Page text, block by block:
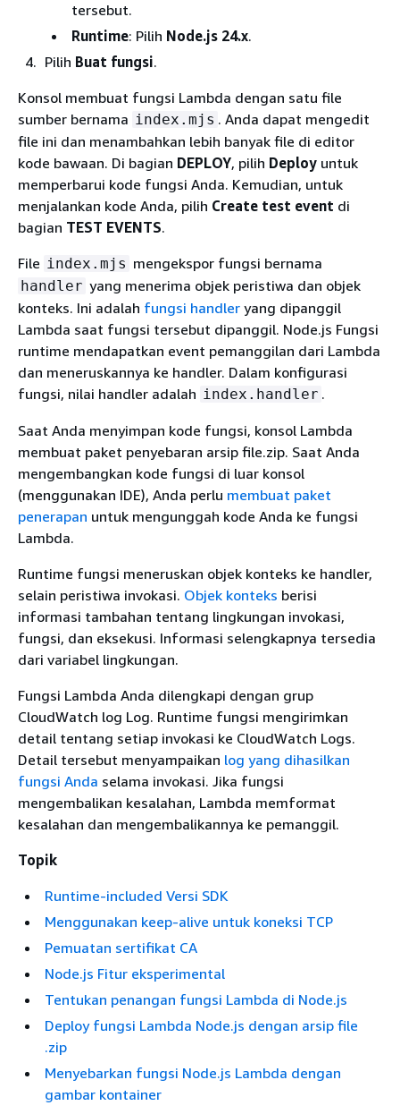
tersebut.
Runtime: Pilih Node.js 24.x.
Pilih Buat fungsi.
Konsol membuat fungsi Lambda dengan satu file
sumber bernama index.mjs . Anda dapat mengedit
file ini dan menambahkan lebih banyak file di editor
kode bawaan. Di bagian DEPLOY, pilih Deploy untuk
memperbarui kode fungsi Anda. Kemudian, untuk
menjalankan kode Anda, pilih Create test event di
bagian TEST EVENTS.
File index.mjs mengekspor fungsi bernama
handler yang menerima objek peristiwa dan objek
konteks. Ini adalah fungsi handler yang dipanggil
Lambda saat fungsi tersebut dipanggil. Node.js Fungsi
runtime mendapatkan event pemanggilan dari Lambda
dan meneruskannya ke handler. Dalam konfigurasi
fungsi, nilai handler adalah index.handler .
Saat Anda menyimpan kode fungsi, konsol Lambda
membuat paket penyebaran arsip file.zip. Saat Anda
mengembangkan kode fungsi di luar konsol
(menggunakan IDE), Anda perlu membuat paket
penerapan untuk mengunggah kode Anda ke fungsi
Lambda.
Runtime fungsi meneruskan objek konteks ke handler,
selain peristiwa invokasi. Objek konteks berisi
informasi tambahan tentang lingkungan invokasi,
fungsi, dan eksekusi. Informasi selengkapnya tersedia
dari variabel lingkungan.
Fungsi Lambda Anda dilengkapi dengan grup
CloudWatch log Log. Runtime fungsi mengirimkan
detail tentang setiap invokasi ke CloudWatch Logs.
Detail tersebut menyampaikan log yang dihasilkan
fungsi Anda selama invokasi. Jika fungsi
mengembalikan kesalahan, Lambda memformat
kesalahan dan mengembalikannya ke pemanggil.
Topik
Runtime-included Versi SDK
Menggunakan keep-alive untuk koneksi TCP
Pemuatan sertifikat CA
Node.js Fitur eksperimental
Tentukan penangan fungsi Lambda di Node.js
Deploy fungsi Lambda Node.js dengan arsip file
.zip
Menyebarkan fungsi Node.js Lambda dengan
gambar kontainer